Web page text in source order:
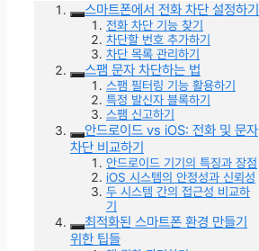
스마트폰에서 전화 차단 설정하기
전화 차단 기능 찾기
차단할 번호 추가하기
차단 목록 관리하기
스팸 문자 차단하는 법
스팸 필터링 기능 활용하기
특정 발신자 블록하기
스팸 신고하기
안드로이드 vs iOS: 전화 및 문자
차단 비교하기
안드로이드 기기의 특징과 장점
iOS 시스템의 안정성과 신뢰성
두 시스템 간의 접근성 비교하
기
최적화된 스마트폰 환경 만들기
위한 팁들